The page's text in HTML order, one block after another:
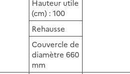
Hauteur utile
(cm) : 100
Rehausse
Couvercle de
diamètre 660
mm